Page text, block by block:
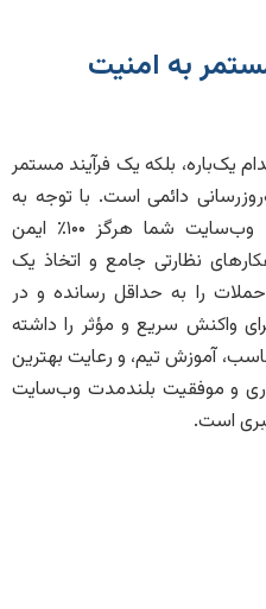
به امنیت
یک‌باره، بلکه یک فرآیند مستمر
دائمی است. با توجه به
تهدیدات سایبری در حال تکامل، وب‌سایت شما هرگز ۱۰۰٪ ایمن
نظارتی جامع و اتخاذ یک
حملات را به حداقل رسانده و در
واکنش سریع و مؤثر را داشته
آموزش تیم، و رعایت بهترین
و موفقیت بلندمدت وب‌سایت
است.